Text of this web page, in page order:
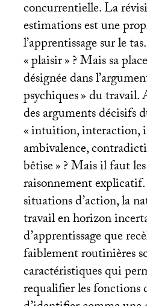
concurrentielle. La
estimations est une
l’apprentissage sur le
«plaisir»? Mais sa
désignée dans
psychiques» du travail.
des arguments décisifs
«intuition, interaction,
ambivalence,
bêtise»? Mais il faut
raisonnement
situations d’action, la
travail en horizon
d’apprentissage que
faiblement routinières
caractéristiques qui
requalifier les fonctions